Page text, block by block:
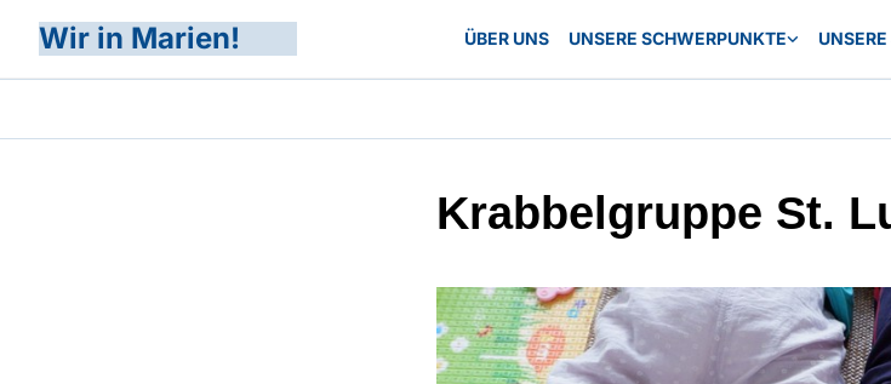
Wir in Marien! ÜBER UNS UNSERE SCHWERPUNKTE
Krabbelgruppe St.